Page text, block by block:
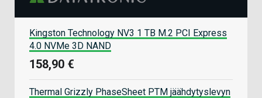
Kingston Technology NV3 1 TB M.2 PCI Express
4.0 NVMe 3D NAND
158,90 €
Thermal Grizzly PhaseSheet PTM jäähdytyslevyn